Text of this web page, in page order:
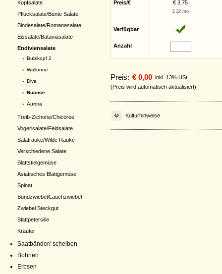
Kopfsalate
Pflücksalate/Bunte Salate
Bindesalate/Romanasalate
Eissalate/Bataviasalate
Endiviensalate
› Bubikopf 2
› Wallonne
› Diva
› Nuance
› Aurora
Treib-Zichorie/Chicoree
Vogerlsalate/Feldsalate
Salatrauke/Wilde Rauke
Verschiedene Salate
Blattstielgemüse
Asiatisches Blattgemüse
Spinat
Bundzwiebel/Lauchzwiebel
Zwiebel Steckgut
Blattpetersilie
Kräuter
Saatbänder/-scheiben
Bohnen
Erbsen
Preis/€ € 3,75
3,32 nto
Verfügbar
Anzahl
Preis: € 0,00 inkl. 13% USt
(Preis wird automatisch aktualisiert)
Kulturhinweise